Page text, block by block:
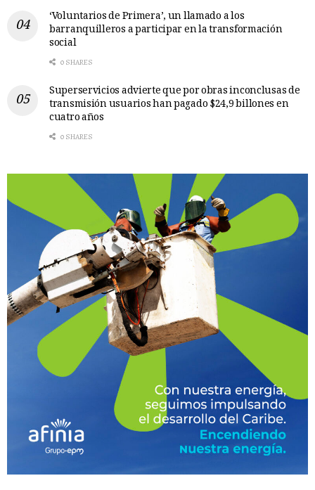
‘Voluntarios de Primera’, un llamado a los
barranquilleros a participar en la transformación
social
0 SHARES
Superservicios advierte que por obras inconclusas de
transmisión usuarios han pagado $24,9 billones en
cuatro años
0 SHARES